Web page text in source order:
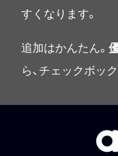
すくなります。
追加はかんたん。
ら、チェックボッ